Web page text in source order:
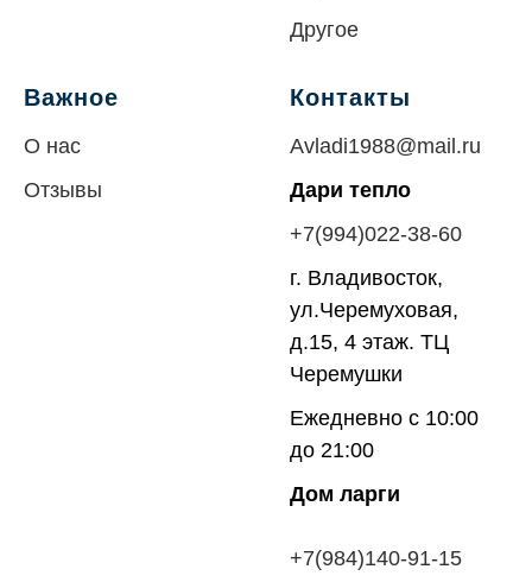
Другое
Важное
О нас
Отзывы
Контакты
Avladi1988@mail.ru
Дари тепло
+7(994)022-38-60
г. Владивосток,
ул.Черемуховая,
д.15, 4 этаж. ТЦ
Черемушки
Ежедневно с 10:00
до 21:00
Дом ларги
+7(984)140-91-15